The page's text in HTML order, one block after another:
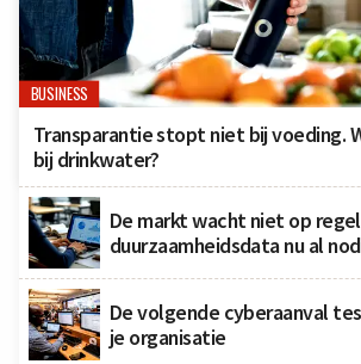
BUSINESS
Transparantie stopt niet bij voeding.
bij drinkwater?
De markt wacht niet op
duurzaamheidsdata nu al
De volgende cyberaanval
je organisatie